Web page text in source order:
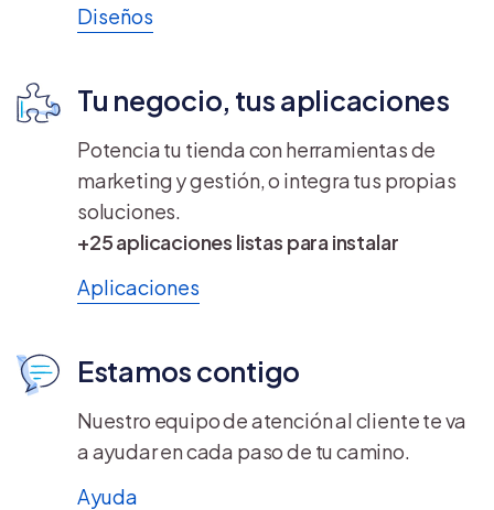
Diseños
Tu negocio, tus aplicaciones
Potencia tu tienda con herramientas de
marketing y gestión, o integra tus propias
soluciones.
+25 aplicaciones listas para instalar
Aplicaciones
Estamos contigo
Nuestro equipo de atención al cliente te va
a ayudar en cada paso de tu camino.
Ayuda